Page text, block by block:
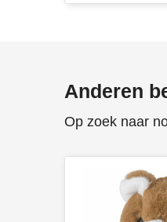
Anderen
Op zoek naar